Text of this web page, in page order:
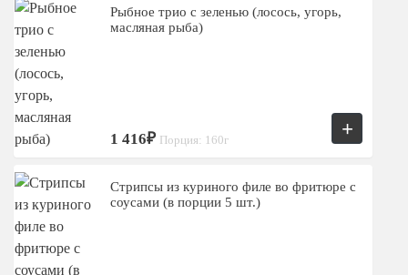
Рыбное трио с зеленью (лосось, угорь,
масляная рыба)
1 416₽ Порция: 160г +
Стрипсы из куриного филе во фритюре с
соусами (в порции 5 шт.)